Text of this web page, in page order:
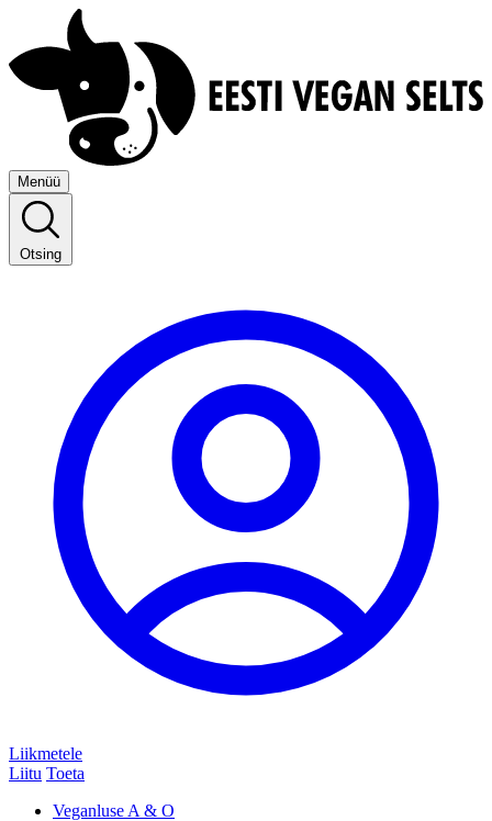
Menüü
Otsing
Liikmetele
Liitu Toeta
Veganluse A & O